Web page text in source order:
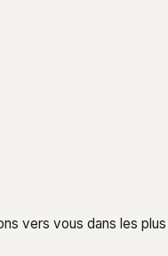
vers vous dans les